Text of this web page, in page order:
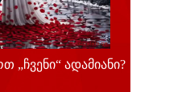
ადამიანი?